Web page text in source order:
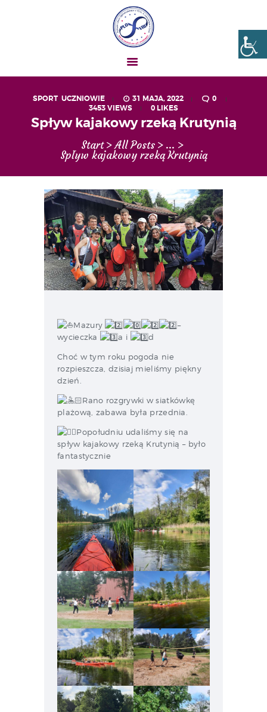
SPORT, UCZNIOWIE 31 MAJA, 2022
0
3453VIEWS 0 LIKES
Spływ kajakowy rzeką Krutynią
Start All Posts ...
Spływ kajakowy rzeką Krutynią
Liceum nr VIII Opole
AKTUALNOŚCI
OGŁOSZENIA
UCZEŃ – RODZIC
MATURA
REKRUTACJA
PROJEKTY
GALERIA ZDJĘĆ
KONTAKT
Mazury
–
wycieczka
a i d
Choć w tym roku pogoda nie
rozpieszcza, dzisiaj mieliśmy piękny
dzień.
Rano rozgrywki w siatkówkę
plażową, zabawa była przednia.
Popołudniu udaliśmy się na
spływ kajakowy rzeką Krutynią – było
fantastycznie